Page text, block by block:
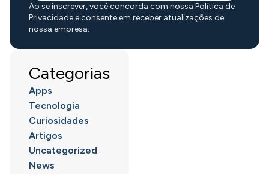
Ao se inscrever, você concorda com nossa Política de
Privacidade e consente em receber atualizações de
nossa empresa.
Categorias
Apps
Tecnologia
Curiosidades
Artigos
Uncategorized
News